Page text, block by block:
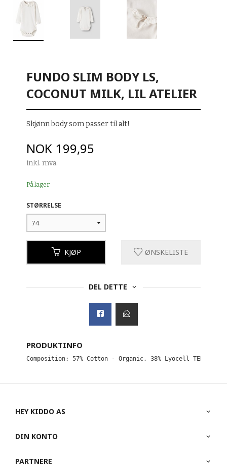
FUNDO SLIM BODY LS,
COCONUT MILK, LIL ATELIER
Skjønn body som passer til alt!
Pris
NOK 199,95
inkl. mva.
På lager
STØRRELSE
KJØP ØNSKELISTE
DEL DETTE
PRODUKTINFO
Composition: 57% Cotton - Organic, 38% Lyocell TENCEL™,
HEY KIDDO AS
DIN KONTO
PARTNERE